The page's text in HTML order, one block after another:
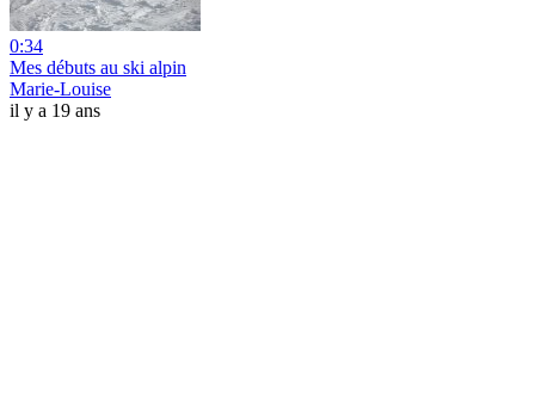
0:34
Mes débuts au ski alpin
Marie-Louise
il y a 19 ans